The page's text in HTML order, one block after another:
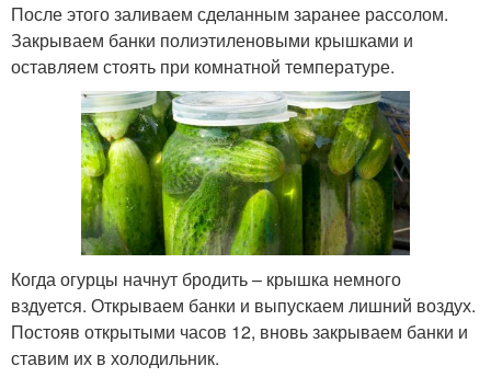
После этого заливаем сделанным заранее рассолом.
Закрываем банки полиэтиленовыми крышками и
оставляем стоять при комнатной температуре.
Когда огурцы начнут бродить – крышка немного
вздуется. Открываем банки и выпускаем лишний воздух.
Постояв открытыми часов 12, вновь закрываем банки и
ставим их в холодильник.